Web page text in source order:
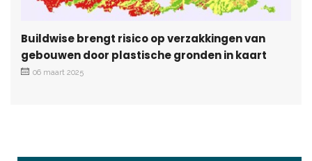
Buildwise brengt risico op verzakkingen van
gebouwen door plastische gronden in kaart
06 maart 2025